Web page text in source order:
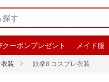
クーポンプレゼント メイド服
装  鉄拳8 コスプレ衣装